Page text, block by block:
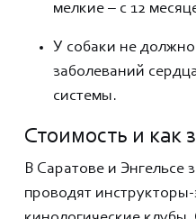
мелкие – с 12
У собаки не
заболеваний
системы.
Стоимость и как
В Саратове и Энгельсе
проводят